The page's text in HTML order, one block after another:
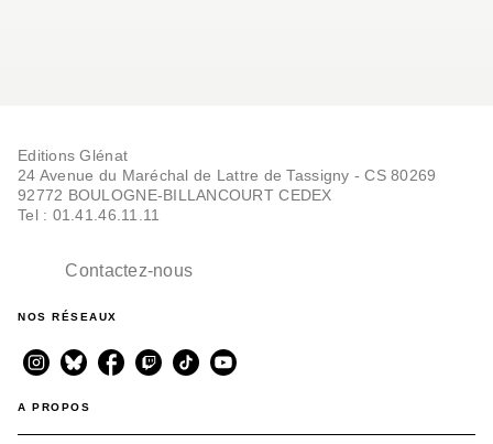
Editions Glénat
24 Avenue du Maréchal de Lattre de Tassigny - CS 80269
92772 BOULOGNE-BILLANCOURT CEDEX
Tel : 01.41.46.11.11
Contactez-nous
NOS RÉSEAUX
A PROPOS